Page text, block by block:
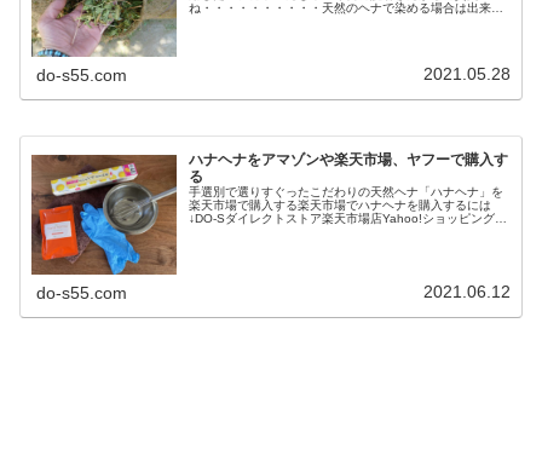
ね・・・・・・・・・・天然のヘナで染める場合は出来る
do-s55.com 2021.05.28
ハナヘナをアマゾンや楽天市場、ヤフーで購入す
る
手選別で選りすぐったこだわりの天然ヘナ「ハナヘナ」を
楽天市場で購入する楽天市場でハナヘナを購入するには
↓DO-Sダイレクトストア楽天市場店Yahoo!ショッピングな
do-s55.com 2021.06.12